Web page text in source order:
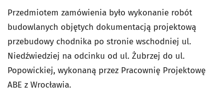
Przedmiotem zamówienia było wykonanie robót
budowlanych objętych dokumentacją projektową
przebudowy chodnika po stronie wschodniej ul.
Niedźwiedziej na odcinku od ul. Żubrzej do ul.
Popowickiej, wykonaną przez Pracownię Projektowę
ABE z Wrocławia.